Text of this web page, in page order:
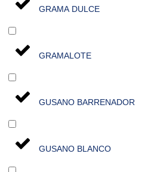
GRAMA DULCE
GRAMALOTE
GUSANO BARRENADOR
GUSANO BLANCO